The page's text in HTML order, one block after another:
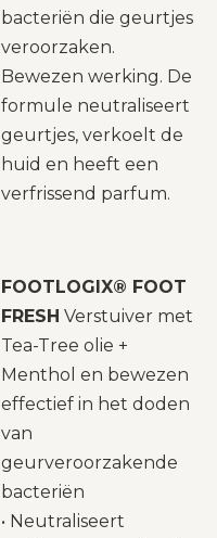
bacteriën die geurtjes
veroorzaken.
Bewezen werking. De
formule neutraliseert
geurtjes, verkoelt de
huid en heeft een
verfrissend parfum.
FOOTLOGIX® FOOT
FRESH Verstuiver met
Tea-Tree olie +
Menthol en bewezen
effectief in het doden
van
geurveroorzakende
bacteriën
• Neutraliseert